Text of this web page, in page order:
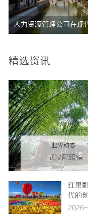
人力资源管理公司在现
精选资讯
业界动态 |
武汉配眼镜
红果
代的